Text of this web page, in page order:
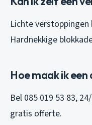
Lichte verstoppingen
Hardnekkige
Hoe maak ik
Bel 085 019 53 83,
gratis offerte.